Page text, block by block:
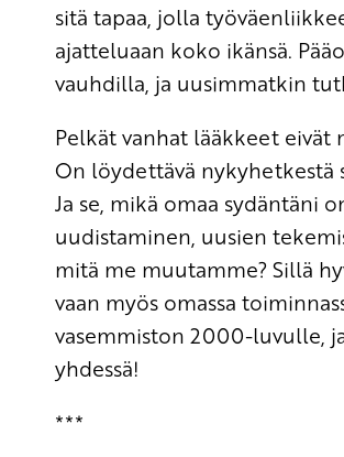
sitä tapaa, jolla
ajatteluaan koko ikänsä.
vauhdilla, ja uusimmatkin
Pelkät vanhat lääkkeet eivät
On löydettävä nykyhetkestä
Ja se, mikä omaa sydäntäni
uudistaminen, uusien
mitä me muutamme? Sillä
vaan myös omassa
vasemmiston 2000-luvulle,
yhdessä!
***